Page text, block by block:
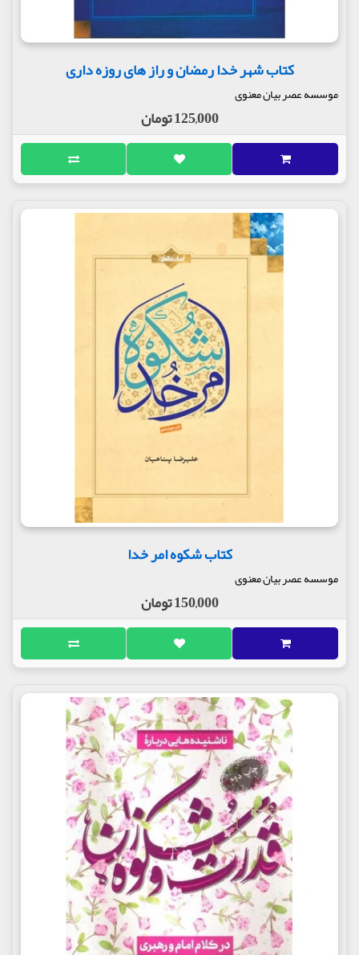
کتاب شهر خدا رمضان و راز های روزه داری
موسسه عصر بیان معنوی
125,000 تومان
کتاب شکوه امر خدا
موسسه عصر بیان معنوی
150,000 تومان